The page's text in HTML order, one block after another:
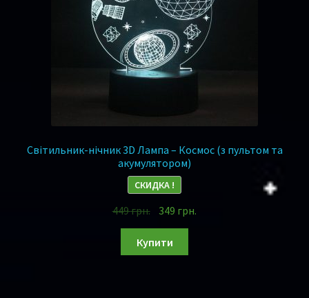
Світильник-нічник 3D Лампа – Космос (з пультом та
акумулятором)
СКИДКА !
449грн. 349 грн.
Купити